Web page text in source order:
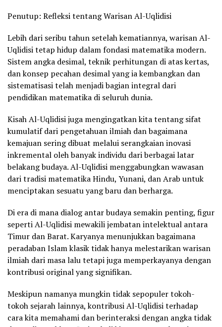
Penutup: Refleksi tentang Warisan Al-Uqlidisi
Lebih dari seribu tahun setelah kematiannya, warisan Al-
Uqlidisi tetap hidup dalam fondasi matematika modern.
Sistem angka desimal, teknik perhitungan di atas kertas,
dan konsep pecahan desimal yang ia kembangkan dan
sistematisasi telah menjadi bagian integral dari
pendidikan matematika di seluruh dunia.
Kisah Al-Uqlidisi juga mengingatkan kita tentang sifat
kumulatif dari pengetahuan ilmiah dan bagaimana
kemajuan sering dibuat melalui serangkaian inovasi
inkremental oleh banyak individu dari berbagai latar
belakang budaya. Al-Uqlidisi menggabungkan wawasan
dari tradisi matematika Hindu, Yunani, dan Arab untuk
menciptakan sesuatu yang baru dan berharga.
Di era di mana dialog antar budaya semakin penting, figur
seperti Al-Uqlidisi mewakili jembatan intelektual antara
Timur dan Barat. Karyanya menunjukkan bagaimana
peradaban Islam klasik tidak hanya melestarikan warisan
ilmiah dari masa lalu tetapi juga memperkayanya dengan
kontribusi original yang signifikan.
Meskipun namanya mungkin tidak sepopuler tokoh-
tokoh sejarah lainnya, kontribusi Al-Uqlidisi terhadap
cara kita memahami dan berinteraksi dengan angka tidak